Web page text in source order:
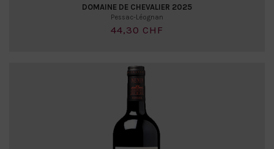
DOMAINE DE CHEVALIER 2025
Pessac-Léognan
44,30 CHF